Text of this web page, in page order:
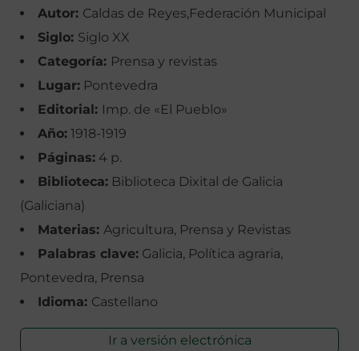
Autor: Caldas de Reyes,Federación Municipal
Siglo: Siglo XX
Categoría: Prensa y revistas
Lugar: Pontevedra
Editorial: Imp. de «El Pueblo»
Año: 1918-1919
Páginas: 4 p.
Biblioteca: Biblioteca Dixital de Galicia
(Galiciana)
Materias: Agricultura, Prensa y Revistas
Palabras clave: Galicia, Política agraria,
Pontevedra, Prensa
Idioma: Castellano
Ir a versión electrónica